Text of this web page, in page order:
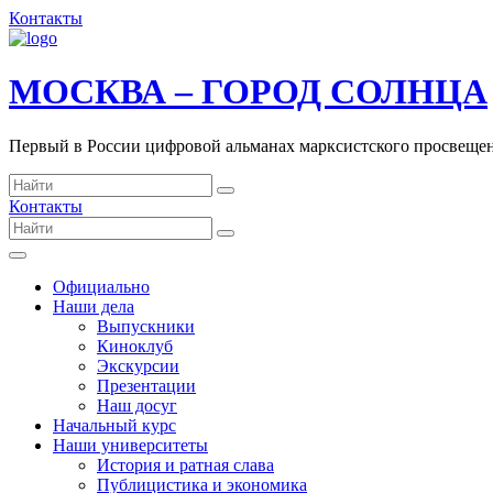
Контакты
МОСКВА – ГОРОД СОЛНЦА
Первый в России цифровой альманах марксистского
Контакты
Официально
Наши дела
Выпускники
Киноклуб
Экскурсии
Презентации
Наш досуг
Начальный курс
Наши университеты
История и ратная слава
Публицистика и экономика